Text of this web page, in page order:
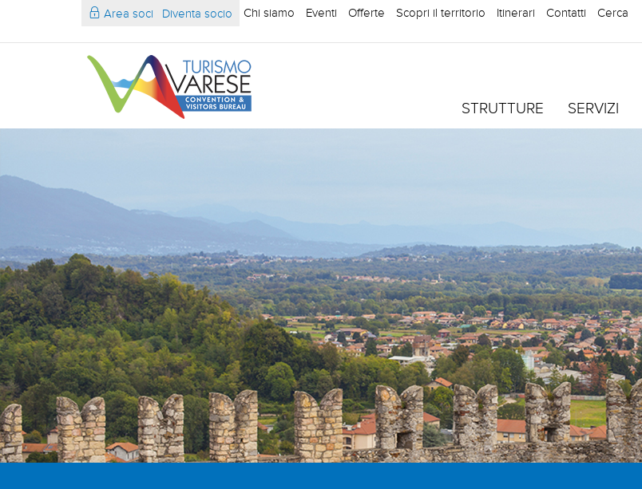
Area soci Diventa socio Chi siamo Eventi Offerte Scopri il territorio Itinerari Contatti Cerca
STRUTTURE SERVIZI